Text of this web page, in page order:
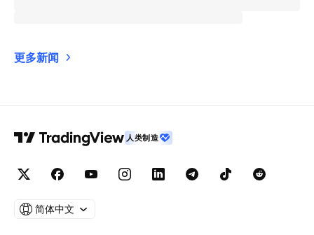
更多新闻
人类制造
简体中文